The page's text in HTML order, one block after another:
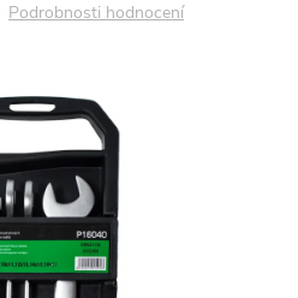
Podrobnosti hodnocení